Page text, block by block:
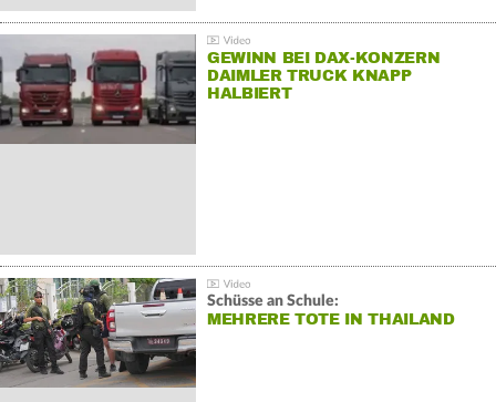
GEWINN BEI DAX-KONZERN
DAIMLER TRUCK KNAPP
HALBIERT
Schüsse an Schule:
MEHRERE TOTE IN THAILAND